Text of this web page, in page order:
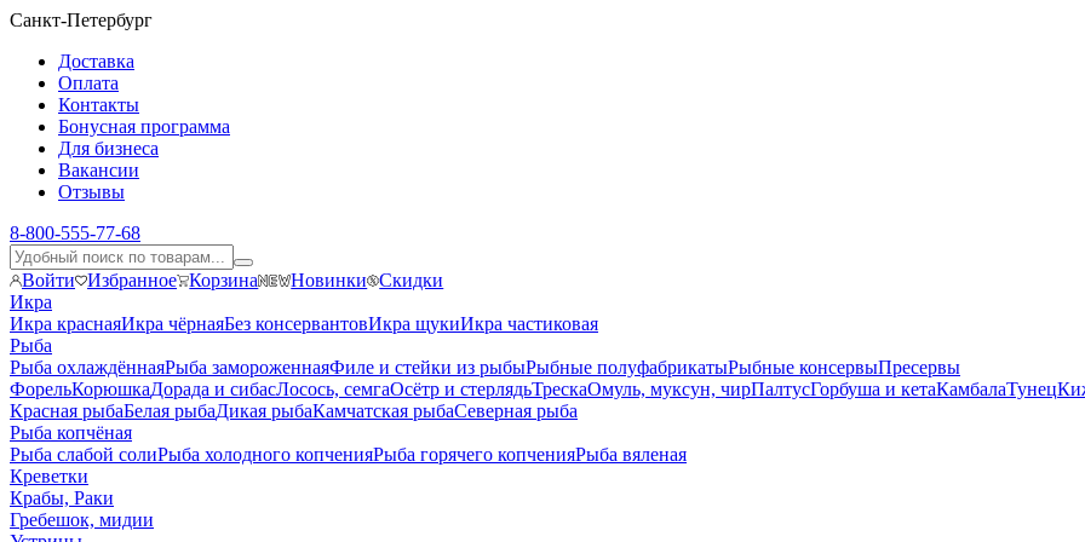
Санкт-Петербург
Доставка
Оплата
Контакты
Бонусная программа
Для бизнеса
Вакансии
Отзывы
8-800-555-77-68
Войти Избранное Корзина Новинки Скидки
Икра
Икра краснаяИкра чёрнаяБез консервантовИкра щукиИкра частиковая
Рыба
Рыба охлаждённаяРыба замороженнаяФиле и стейки из рыбыРыбные полуфабрикатыРыбные консервыПресервы
ФорельКорюшкаДорада и сибасЛосось, семгаОсётр и стерлядьТрескаОмуль, муксун, чирПалтусГорбуша и кетаКамбалаТунец
Красная рыбаБелая рыбаДикая рыбаКамчатская рыбаСеверная рыба
Рыба копчёная
Рыба слабой солиРыба холодного копченияРыба горячего копченияРыба вяленая
Креветки
Крабы, Раки
Гребешок, мидии